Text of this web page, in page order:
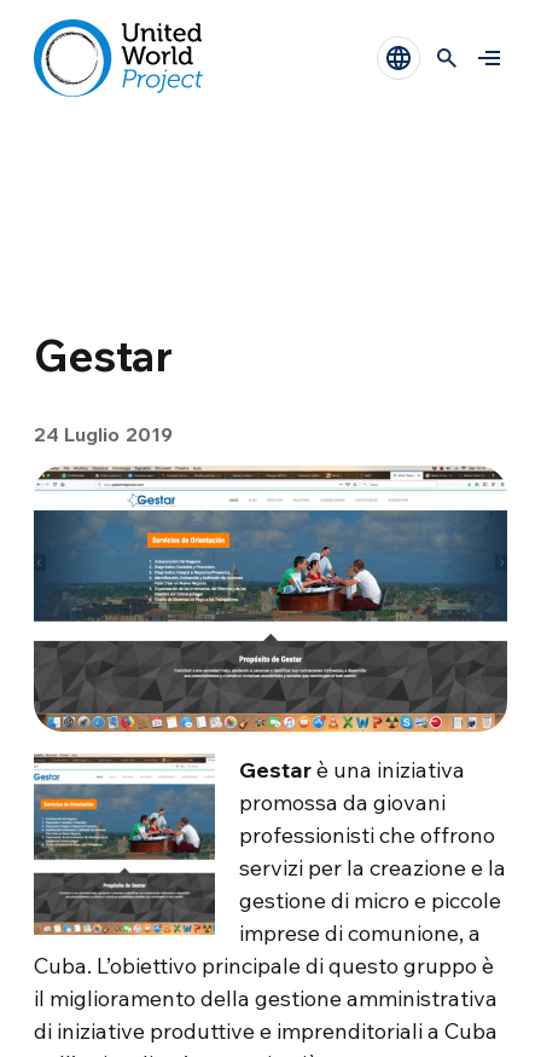
Gestar
24 Luglio 2019
Gestarè una iniziativa
promossa da giovani
professionisti che offrono
servizi per la creazione e la
gestione di micro e piccole
imprese di comunione, a
Cuba. L’obiettivo principale di questo gruppo è
il miglioramento della gestione amministrativa
di iniziative produttive e imprenditoriali a Cuba